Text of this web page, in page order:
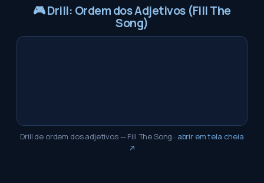
🎮Drill: Ordem dos Adjetivos (Fill The
Song)
Drill de ordem dos adjetivos — Fill The Song · abrir em tela cheia
↗